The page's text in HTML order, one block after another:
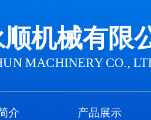
机械有限
MACHINERY CO.,
介 产品展示